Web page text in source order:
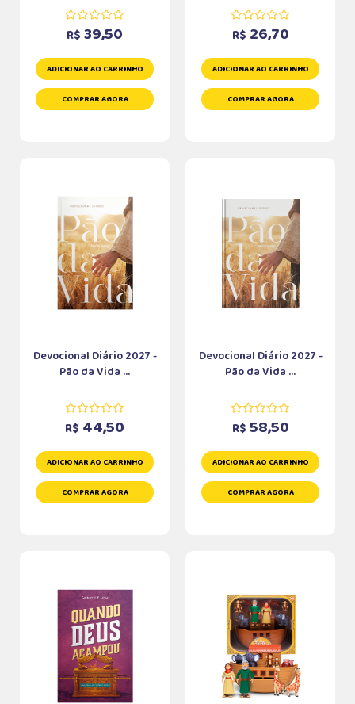
R$ 39,50
ADICIONAR AO CARRINHO
COMPRAR AGORA
R$ 26,70
ADICIONAR AO CARRINHO
COMPRAR AGORA
Devocional Diário 2027 -
Pão da Vida ...
R$ 44,50
ADICIONAR AO CARRINHO
COMPRAR AGORA
Devocional Diário 2027 -
Pão da Vida ...
R$ 58,50
ADICIONAR AO CARRINHO
COMPRAR AGORA